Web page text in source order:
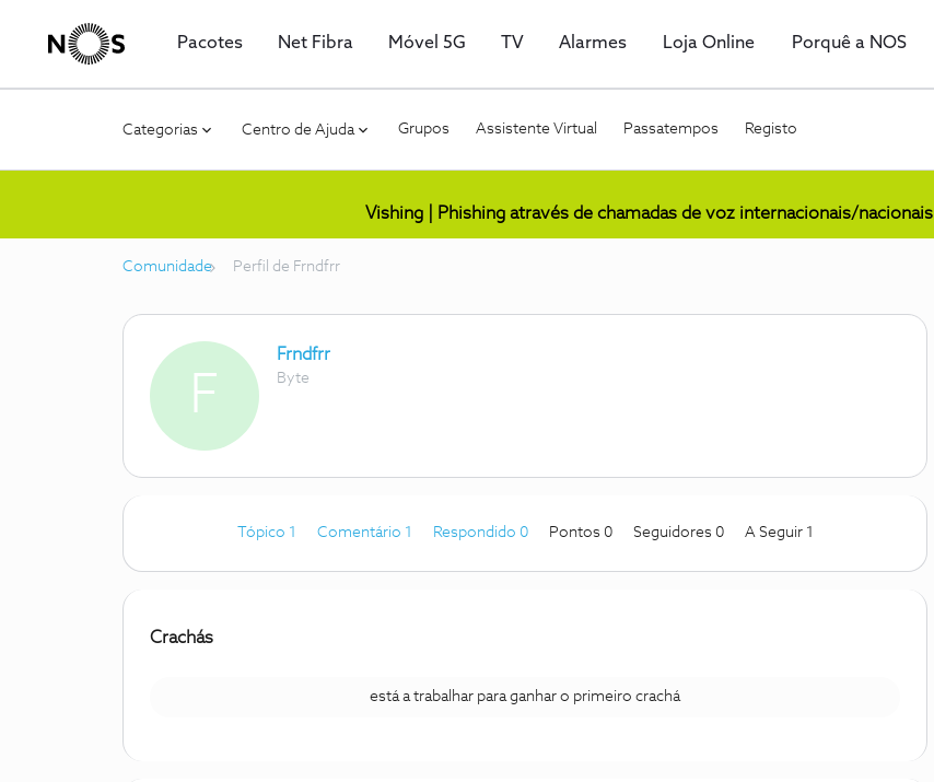
Pacotes Net Fibra Móvel 5G TV Alarmes Loja Online Porquê a NOS
Categorias Centro de Ajuda Grupos Assistente Virtual Passatempos Registo
Vishing | Phishing através de chamadas de voz internacionais/nacionais
Comunidade Perfil de Frndfrr
F
Frndfrr
Byte
Tópico 1 Comentário 1 Respondido 0 Pontos 0 Seguidores 0 A Seguir 1
Crachás
está a trabalhar para ganhar o primeiro crachá